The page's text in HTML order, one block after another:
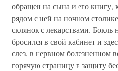
обращен на сына и его книгу,
рядом с ней на ночном
склянок с лекарствами. Бокль
бросился в свой кабинет и
слез, в нервном болезненном
горячую страницу в защиту